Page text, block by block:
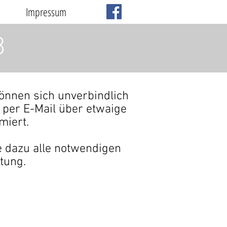
Impressum
sich unverbindlich
E-Mail über etwaige
alle notwendigen